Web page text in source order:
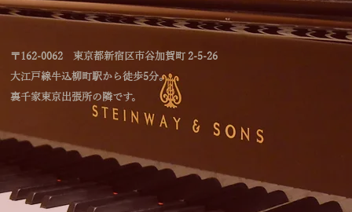
らせ
〒162-0062 東京都新宿区市谷加賀町 2-5-26
大江戸線牛込柳町駅から徒歩5分。
裏千家東京出張所の隣です。